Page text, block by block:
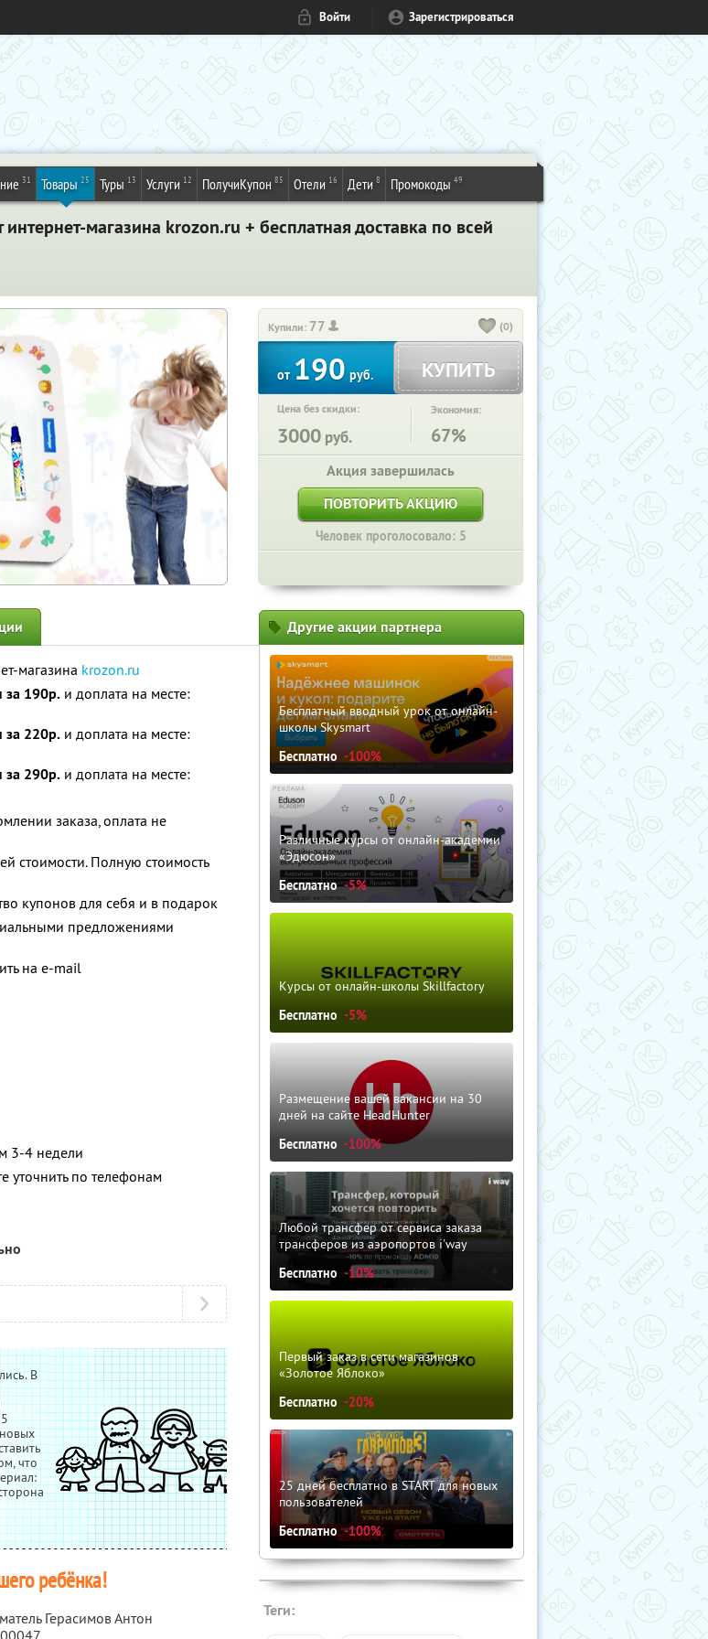
Войти Зарегистрироваться
31 Товары 25 Туры 13 Услуги 12 ПолучиКупон 85 Отели 16 Дети 8 Промокоды 49
магазина krozon.ru + бесплатная доставка по всей
Купили: 77 (0)
от190руб. КУПИТЬ
Цена без скидки:
3000 руб.
Экономия:
67%
Акция завершилась
ПОВТОРИТЬ АКЦИЮ
Человек проголосовало: 5
магазина krozon.ru
за 190р. и доплата на месте:
за 220р. и доплата на месте:
за 290р. и доплата на месте:
заказа, оплата не
стоимости. Полную стоимость
купонов для себя и в подарок
предложениями
на e-mail
3-4 недели
по телефонам
В
что
ребёнка!
Герасимов Антон
Другие акции партнера
Бесплатный вводный урок от онлайн-
школы Skysmart
Бесплатно -100%
Различные курсы от онлайн-академии
«Эдюсон»
Бесплатно -5%
Курсы от онлайн-школы Skillfactory
Бесплатно -5%
Размещение вашей вакансии на 30
дней на сайте HeadHunter
Бесплатно -100%
Любой трансфер от сервиса заказа
трансферов из аэропортов i'way
Бесплатно -10%
Первый заказ в сети магазинов
«Золотое Яблоко»
Бесплатно -20%
25 дней бесплатно в START для новых
пользователей
Бесплатно -100%
Теги: